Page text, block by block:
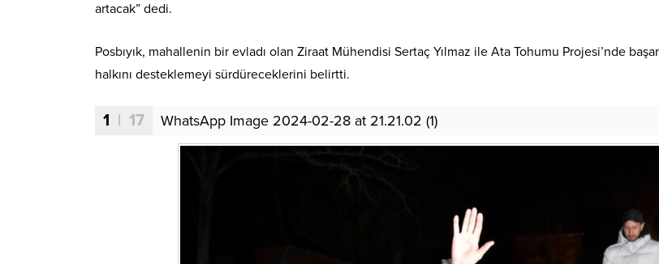
artacak” dedi.
Posbıyık, mahallenin bir evladı olan Ziraat Mühendisi Sertaç Yılmaz ile Ata Tohumu Projesi’nde
halkını desteklemeyi sürdüreceklerini belirtti.
1 | 17 WhatsApp Image 2024-02-28 at 21.21.02 (1)